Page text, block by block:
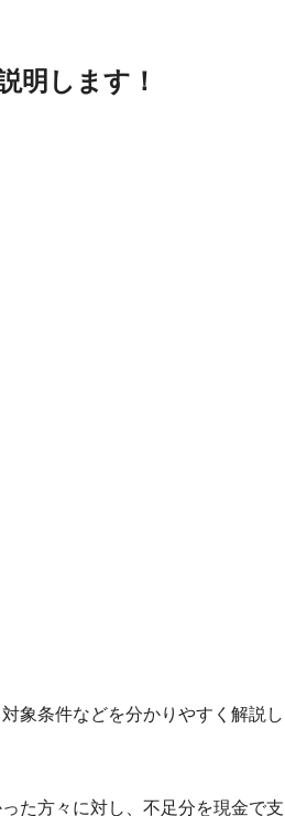
明します！
象条件などを分かりやすく解説し
た方々に対し、不足分を現金で支